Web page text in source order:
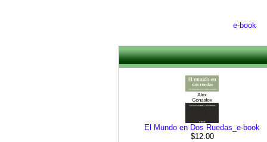
e-book
El Mundo en Dos Ruedas_e-book
$12.00